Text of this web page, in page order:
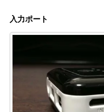
入力ポート